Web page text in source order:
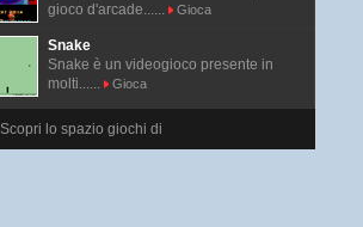
gioco d'arcade......
Gioca
Snake
Snake è un videogioco presente in
molti......
Gioca
Scopri lo spazio giochi di